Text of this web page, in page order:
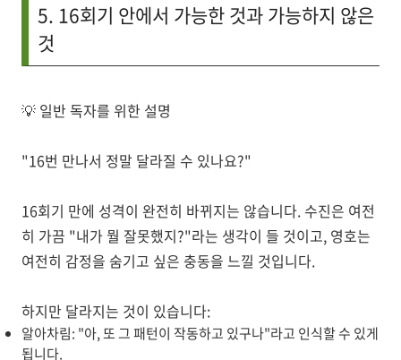
5. 16회기 안에서 가능한 것과 가능하지 않은
것
💡 일반 독자를 위한 설명
"16번 만나서 정말 달라질 수 있나요?"
16회기 만에 성격이 완전히 바뀌지는 않습니다. 수진은 여전
히 가끔 "내가 뭘 잘못했지?"라는 생각이 들 것이고, 영호는
여전히 감정을 숨기고 싶은 충동을 느낄 것입니다.
하지만 달라지는 것이 있습니다:
알아차림: "아, 또 그 패턴이 작동하고 있구나"라고 인식할 수 있게
됩니다.